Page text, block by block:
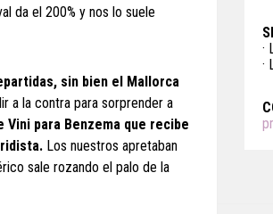
da el 200% y nos lo suele
sin bien el Mallorca
a la contra para sorprender a
Vini para Benzema que recibe
Los nuestros apretaban
sale rozando el palo de la
·
·